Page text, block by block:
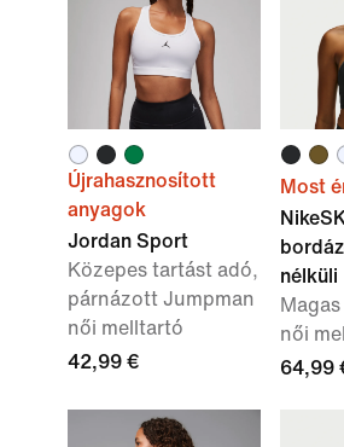
Újrahasznosított
anyagok
Jordan Sport
Közepes tartást adó,
párnázott Jumpman
női melltartó
42,99 €
Most
nélküli
női
64,99